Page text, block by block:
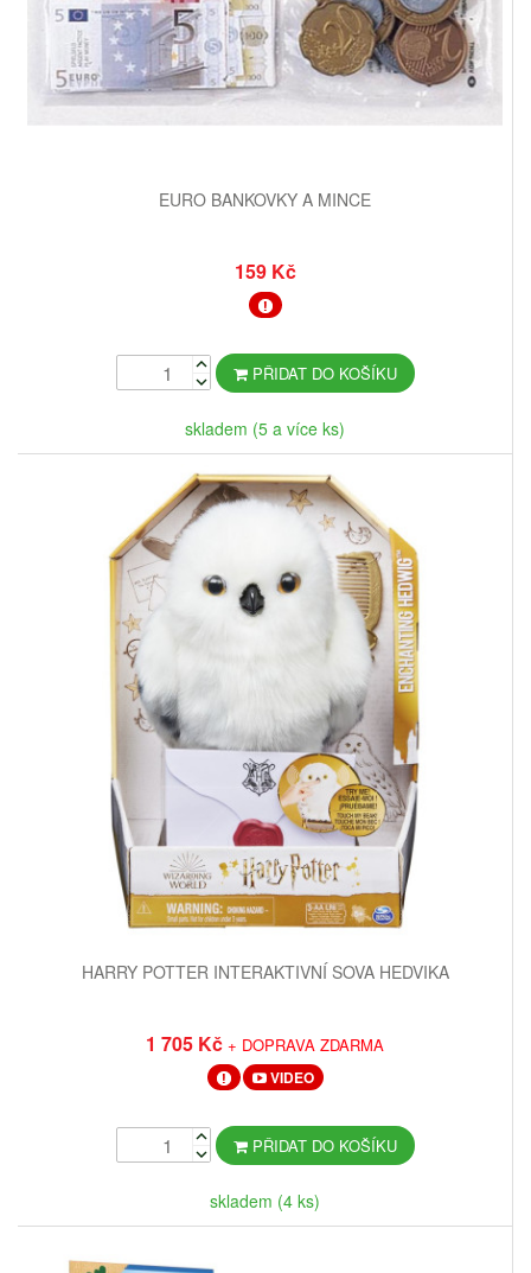
EURO BANKOVKY A MINCE
159 Kč
PŘIDAT DO KOŠÍKU
skladem (5 a více ks)
HARRY POTTER INTERAKTIVNÍ SOVA HEDVIKA
1 705 Kč + DOPRAVA ZDARMA
VIDEO
PŘIDAT DO KOŠÍKU
skladem (4 ks)